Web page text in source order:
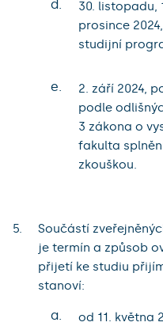
d.
30. listopadu,
prosince
studijní
e.
2. září 2024,
podle
3 zákona o
fakulta
zkouškou.
Součástí
je termín a způsob
přijetí ke studiu
stanoví:
a.
od 11. května